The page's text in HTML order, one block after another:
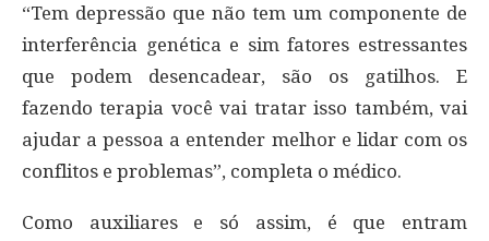
“Tem depressão que não tem um componente de
interferência genética e sim fatores estressantes
que podem desencadear, são os gatilhos. E
fazendo terapia você vai tratar isso também, vai
ajudar a pessoa a entender melhor e lidar com os
conflitos e problemas”, completa o médico.
Como auxiliares e só assim, é que entram